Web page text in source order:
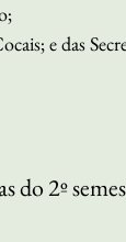
e das
do 2º